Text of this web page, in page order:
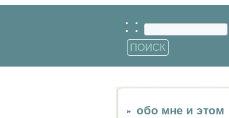
: :
обо мне и этом